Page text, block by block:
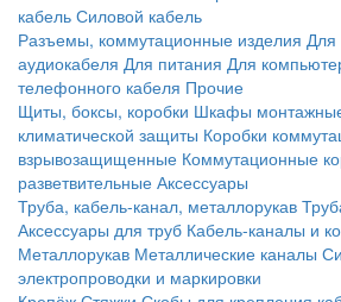
кабель Силовой кабель
Разъемы, коммутационные изделия Для
аудиокабеля Для питания Для
телефонного кабеля Прочие
Щиты, боксы, коробки Шкафы
климатической защиты Коробки
взрывозащищенные Коммутационные
разветвительные Аксессуары
Труба, кабель-канал, металлорукав
Аксессуары для труб Кабель-каналы и
Металлорукав Металлические каналы
электропроводки и маркировки